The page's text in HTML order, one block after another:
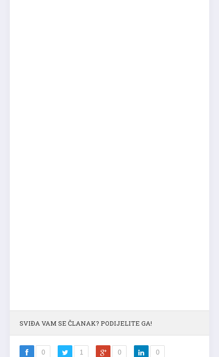
SVIĐA VAM SE ČLANAK? PODIJELITE GA!
0 1 0 0